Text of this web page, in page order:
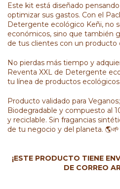
Este kit está diseñado
optimizar sus gastos. Con el
Detergente ecológico Keñi, no
económicos, sino que también
de tus clientes con un producto
No pierdas más tiempo y
Reventa XXL de Detergente
tu línea de productos
Producto validado para
Biodegradable y compuesto al
y reciclable. Sin fragancias
de tu negocio y del planeta. 🌎🌱
¡ESTE PRODUCTO TIENE
DE CORREO